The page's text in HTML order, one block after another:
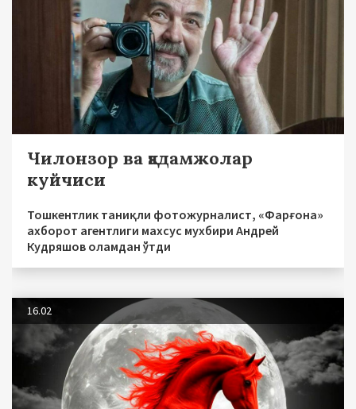
Чилонзор ва қадамжолар
куйчиси
Тошкентлик таниқли фотожурналист, «Фарғона»
ахборот агентлиги махсус мухбири Андрей
Кудряшов оламдан ўтди
16.02